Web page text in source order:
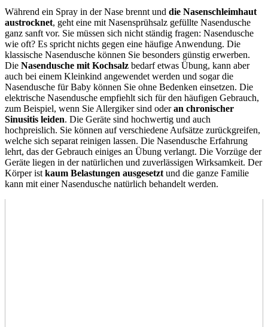
Während ein Spray in der Nase brennt und die Nasenschleimhaut
austrocknet, geht eine mit Nasensprühsalz gefüllte Nasendusche
ganz sanft vor. Sie müssen sich nicht ständig fragen: Nasendusche
wie oft? Es spricht nichts gegen eine häufige Anwendung. Die
klassische Nasendusche können Sie besonders günstig erwerben.
Die Nasendusche mit Kochsalz bedarf etwas Übung, kann aber
auch bei einem Kleinkind angewendet werden und sogar die
Nasendusche für Baby können Sie ohne Bedenken einsetzen. Die
elektrische Nasendusche empfiehlt sich für den häufigen Gebrauch,
zum Beispiel, wenn Sie Allergiker sind oderan chronischer
Sinusitis leiden. Die Geräte sind hochwertig und auch
hochpreislich. Sie können auf verschiedene Aufsätze zurückgreifen,
welche sich separat reinigen lassen. Die Nasendusche Erfahrung
lehrt, das der Gebrauch einiges an Übung verlangt. Die Vorzüge der
Geräte liegen in der natürlichen und zuverlässigen Wirksamkeit. Der
Körper ist kaum Belastungen ausgesetzt und die ganze Familie
kann mit einer Nasendusche natürlich behandelt werden.